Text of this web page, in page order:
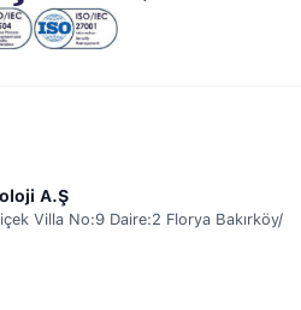
A.Ş
Villa No:9 Daire:2 Florya Bakırköy/